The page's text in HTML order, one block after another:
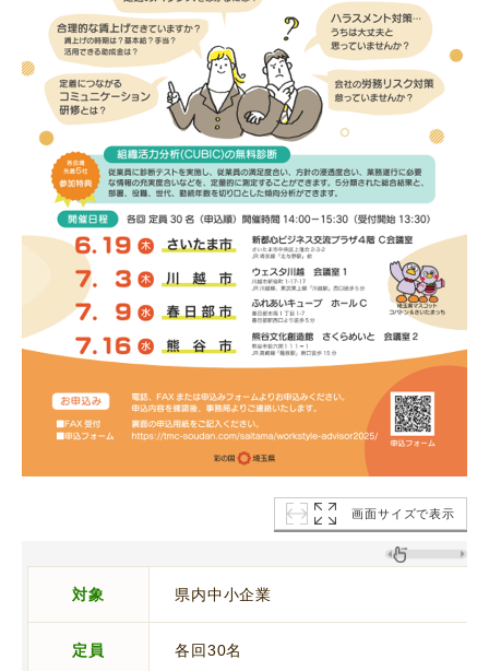
画面サイズで表示
対象 県内中小企業
定員 各回30名